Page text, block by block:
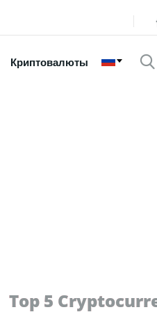
Криптовалюты
Top 5